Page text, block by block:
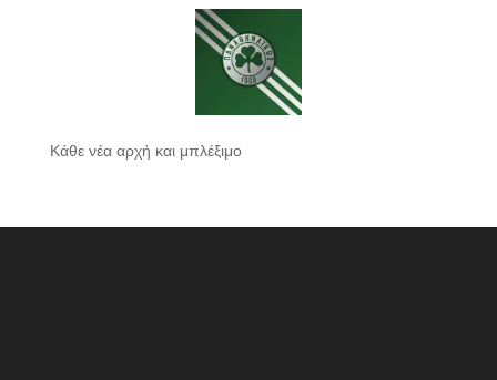
Κάθε νέα αρχή και μπλέξιμο